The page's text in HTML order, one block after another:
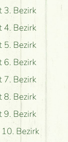
3. Bezirk
4. Bezirk
5. Bezirk
6. Bezirk
7. Bezirk
8. Bezirk
9. Bezirk
Bezirk